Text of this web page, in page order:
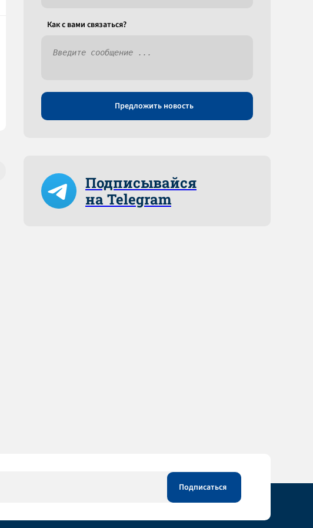
Как c вами связаться?
Предложить новость
Подписывайся
на Telegram